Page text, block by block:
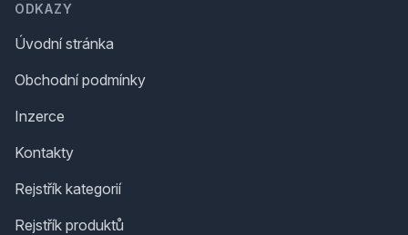
ODKAZY
Úvodní stránka
Obchodní podmínky
Inzerce
Kontakty
Rejstřík kategorií
Rejstřík produktů